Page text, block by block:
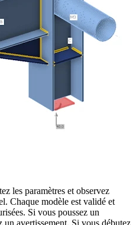
les paramètres et observez
Chaque modèle est validé et
Si vous poussez un
avertissement. Si vous débutez